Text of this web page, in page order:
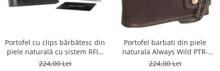
Portofel cu clips bărbătesc din
piele naturală cu sistem RFID
- Rovicky PTR-N1908-RVT-9799
224,00 Lei
Portofel barbati din piele
naturala Always Wild PTR-
2900-BIC
224,00 Lei